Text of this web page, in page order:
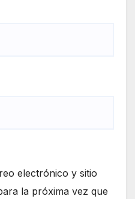
electrónico y sitio
la próxima vez que